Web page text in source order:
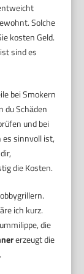
Solche
kosten Geld.
sind es
bei Smokern
du Schäden
und bei
sinnvoll ist,
die Kosten.
ich kurz.
die
erzeugt die